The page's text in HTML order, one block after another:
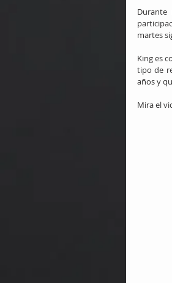
Durante
martes
King es
tipo de
años y
Mira el